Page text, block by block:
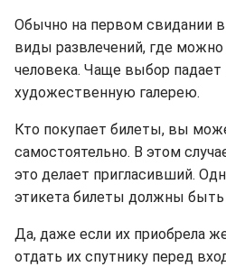
Обычно на первом свидании
виды развлечений, где
человека. Чаще выбор падает
художественную галерею.
Кто покупает билеты, вы
самостоятельно. В этом
это делает пригласивший.
этикета билеты должны быть
Да, даже если их приобрела
отдать их спутнику перед